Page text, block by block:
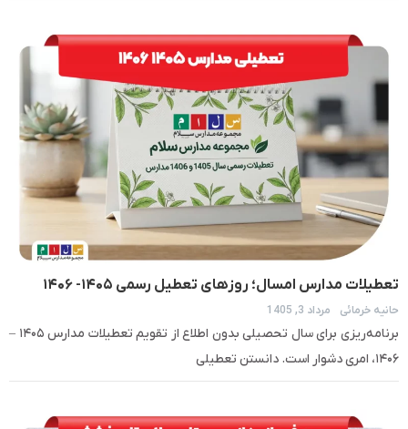
تعطیلات مدارس امسال؛ روزهای تعطیل رسمی ۱۴۰۵- ۱۴۰۶
حانیه خرمائی مرداد 3, 1405
برنامه‌ریزی برای سال تحصیلی بدون اطلاع از تقویم تعطیلات مدارس ۱۴۰۵ –
۱۴۰۶، امری دشوار است. دانستن تعطیلی